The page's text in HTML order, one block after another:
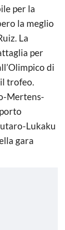
per la
la meglio
La
per
di
trofeo.
Mertens-
Lukaku
gara